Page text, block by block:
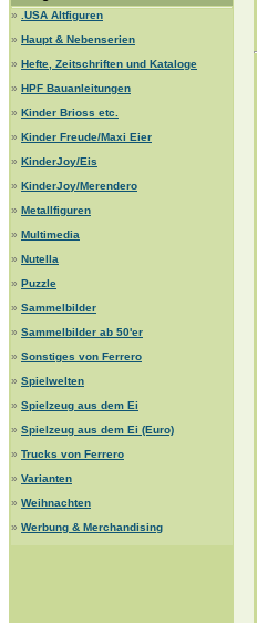
»
.USA Altfiguren
» Haupt & Nebenserien
» Hefte, Zeitschriften und Kataloge
» HPF Bauanleitungen
» Kinder Brioss etc.
» Kinder Freude/Maxi Eier
» KinderJoy/Eis
» KinderJoy/Merendero
» Metallfiguren
» Multimedia
» Nutella
» Puzzle
» Sammelbilder
» Sammelbilder ab 50'er
» Sonstiges von Ferrero
» Spielwelten
» Spielzeug aus dem Ei
» Spielzeug aus dem Ei (Euro)
» Trucks von Ferrero
» Varianten
» Weihnachten
» Werbung & Merchandising